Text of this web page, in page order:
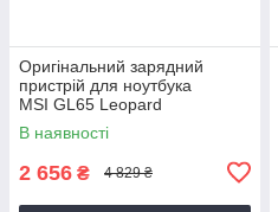
Оригінальний зарядний
пристрій для ноутбука
MSI GL65 Leopard
В наявності
2 656 ₴ 4 829 ₴